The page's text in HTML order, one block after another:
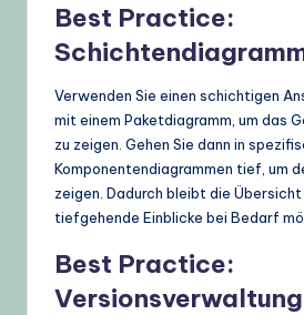
Best Practice:
Verwenden Sie einen schichtigen
mit einem Paketdiagramm, um das
zu zeigen. Gehen Sie dann in
Komponentendiagrammen tief, um
zeigen. Dadurch bleibt die
tiefgehende Einblicke bei Bedarf
Best Practice:
Versionsverwaltung